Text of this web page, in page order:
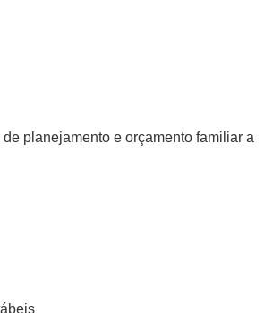
planejamento e orçamento familiar a